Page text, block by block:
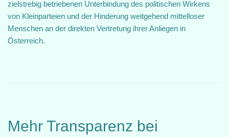
zielstrebig betriebenen Unterbindung des politischen Wirkens
von Kleinparteien und der Hinderung weitgehend mittelloser
Menschen an der direkten Vertretung ihrer Anliegen in
Österreich.
Mehr Transparenz bei